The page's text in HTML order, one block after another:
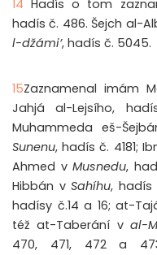
14 Hadís o tom
hadís č. 486. Šejch al-
l-džámi’, hadís č. 5045.
15Zaznamenal imám
Jahjá al-Lejsího,
Muhammeda eš-
Sunenu, hadís č. 4181;
Ahmed vMusnedu,
Hibbán v Sahíhu, hadís
hadísy č.14 a 16; at-
též at-Taberání val-
470, 471, 472 a